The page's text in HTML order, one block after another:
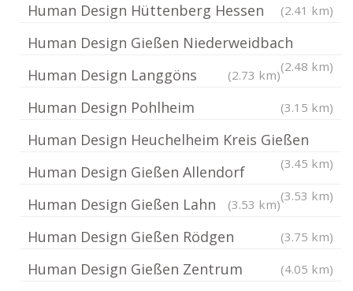
Human Design Hüttenberg Hessen (2.41 km)
Human Design Gießen Niederweidbach
(2.48 km)
Human Design Langgöns (2.73 km)
Human Design Pohlheim (3.15 km)
Human Design Heuchelheim Kreis Gießen
(3.45 km)
Human Design Gießen Allendorf
(3.53 km)
Human Design Gießen Lahn (3.53 km)
Human Design Gießen Rödgen (3.75 km)
Human Design Gießen Zentrum (4.05 km)